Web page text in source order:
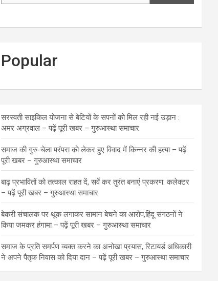
Popular
सरस्वती साइकिल योजना से बेटियों के सपनों को मिल रही नई उड़ान :
अमर अग्रवाल – पढ़ें पूरी खबर – गुरुआस्था समाचार
समाज की गुरु-चेला परंपरा को लेकर हुए विवाद में किन्नर की हत्या – पढ़ें
पूरी खबर – गुरुआस्था समाचार
बाढ़ प्रभावितों को तत्काल राहत दें, सर्वे कर तुरंत बनाएं प्रकरण: कलेक्टर
– पढ़ें पूरी खबर – गुरुआस्था समाचार
बेकरी संचालक पर थूक लगाकर सामान बेचने का आरोप,हिंदू संगठनों ने
किया जमकर हंगामा – पढ़ें पूरी खबर – गुरुआस्था समाचार
समाज के प्रति समर्पण व्यक्त करने का अनोखा प्रयास, रिटायर्ड अधिकारी
ने अपने पैतृक निवास को दिया दान – पढ़ें पूरी खबर – गुरुआस्था समाचार